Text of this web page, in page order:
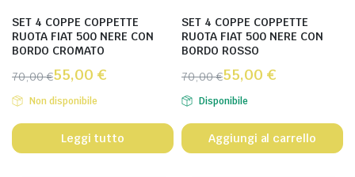
SET 4 COPPE COPPETTE
RUOTA FIAT 500 NERE CON
BORDO CROMATO
70,00€55,00 €
Non disponibile
Leggi tutto
SET 4 COPPE COPPETTE
RUOTA FIAT 500 NERE CON
BORDO ROSSO
70,00€55,00 €
Disponibile
Aggiungi al carrello